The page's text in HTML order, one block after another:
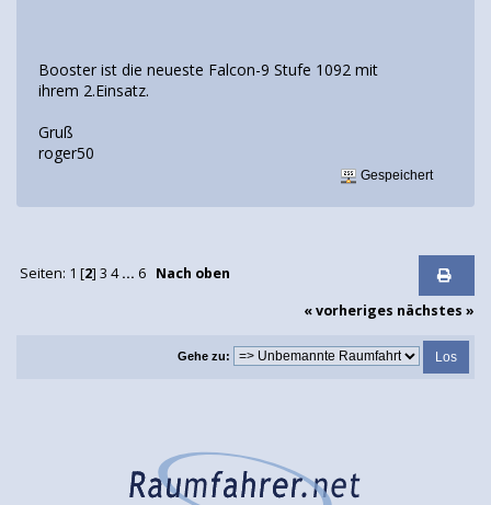
Booster ist die neueste Falcon-9 Stufe 1092 mit
ihrem 2.Einsatz.
Gruß
roger50
Gespeichert
Seiten: 1 [2] 3 4 ... 6 Nach oben
« vorheriges nächstes »
Gehe zu: